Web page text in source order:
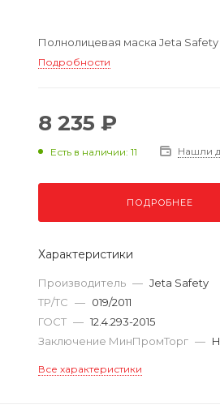
Полнолицевая маска Jeta Safety
Подробности
8 235 ₽
Есть в наличии: 11 Нашли
ПОДРОБНЕЕ
Характеристики
Производитель — Jeta Safety
ТР/ТС — 019/2011
ГОСТ — 12.4.293-2015
Заключение МинПромТорг —
Все характеристики